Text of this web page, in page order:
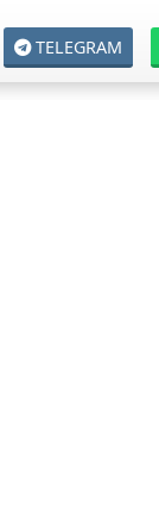
TELEGRAM